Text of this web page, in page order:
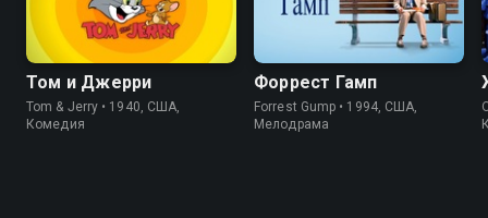
Том и Джерри
Tom & Jerry • 1940, США,
Комедия
Форрест Гамп
Forrest Gump • 1994, США,
Мелодрама